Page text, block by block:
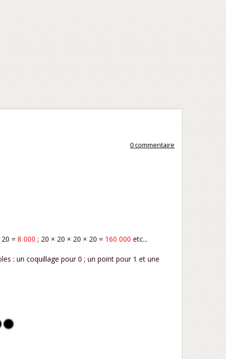
0 commentaire
= 8 000 ; 20 × 20 × 20 × 20 = 160 000 etc...
: un coquillage pour 0 ; un point pour 1 et une